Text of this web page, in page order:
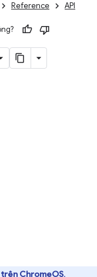
Reference API
ChromeOS.